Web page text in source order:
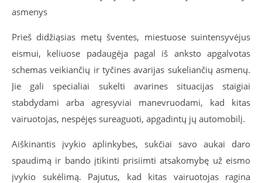
asmenys
Prieš didžiąsias metų šventes, miestuose suintensyvėjus
eismui, keliuose padaugėja pagal iš anksto apgalvotas
schemas veikiančių ir tyčines avarijas sukeliančių asmenų.
Jie gali specialiai sukelti avarines situacijas staigiai
stabdydami arba agresyviai manevruodami, kad kitas
vairuotojas, nespėjęs sureaguoti, apgadintų jų automobilį.
Aiškinantis įvykio aplinkybes, sukčiai savo aukai daro
spaudimą ir bando įtikinti prisiimti atsakomybę už eismo
įvykio sukėlimą. Pajutus, kad kitas vairuotojas ragina